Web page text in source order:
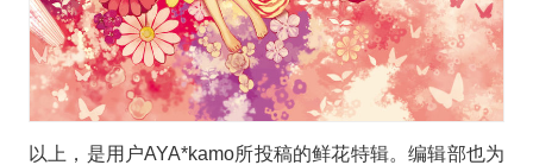
以上，是用户AYA*kamo所投稿的鲜花特辑。编辑部也为